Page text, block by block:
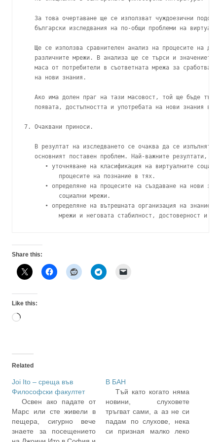
За това очертаване ще се използват чуждоезични
български изследвания на по-общи проблеми на
Ще се използва сравнителен анализ на процесите на
различните мрежи. В анализа ще се търси и значението
маса от потребители в съответната мрежа за сработване
   на нови знания.
Ако има долен праг на тази масовост, той ще бъде
появата, достъпността и употребата на нови знания в
7. Очаквани приноси.
В резултат на изследването се очаква да се изпълнят
основният поставен проблем. Най-важните резултати,
• уточняване на класификация на виртуалните
          процесите на познание в тях.
• определяне на процесите на създаване на нови
          социални мрежи.
• определяне на вътрешната организация на знанието
Share this:
Like this:
Loading…
Related
Joi Ito – среща във
Философски факултет
Освен ако падате от
Марс или сте живели в
пещера, сигурно вече
знаете за посещението
В БАН
Тъй като когато няма
новини, слуховете
тръгват сами, а аз не си
падам по слухове, нека
си призная малко леко